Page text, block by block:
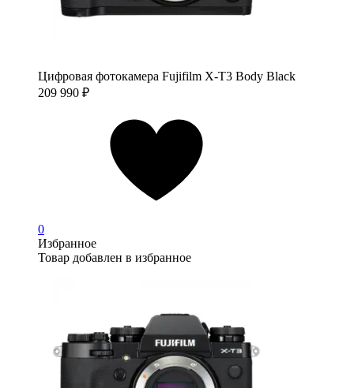
Цифровая фотокамера Fujifilm X-T3 Body Black
209 990 ₽
0
Избранное
Товар добавлен в избранное